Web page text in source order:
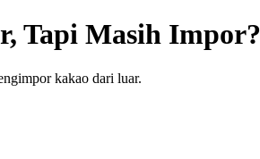
Tapi Masih Impor?
kakao dari luar.